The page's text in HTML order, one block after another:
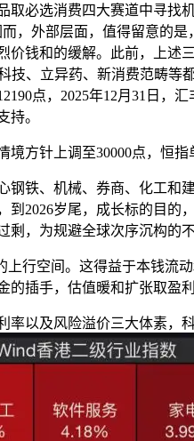
选消费四大赛道中寻找机
，外部层面，值得留意的
价钱和的缓解。此前，上述
技、立异药、新消费范畴等
点，2025年12月31日，
持。
针上调至30000点，恒指
、机械、券商、化工和建
到2026岁尾，成长标的目
剩，为规避全球次序沉构的
空间。这得益于本钱流动
的插手，估值暖和扩张取盈
及风险溢价三大体素，科